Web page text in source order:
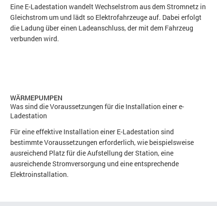
Eine E-Ladestation wandelt Wechselstrom aus dem Stromnetz in
Gleichstrom um und lädt so Elektrofahrzeuge auf. Dabei erfolgt
die Ladung über einen Ladeanschluss, der mit dem Fahrzeug
verbunden wird.
WÄRMEPUMPEN
Was sind die Voraussetzungen für die Installation einer e-
Ladestation
Für eine effektive Installation einer E-Ladestation sind
bestimmte Voraussetzungen erforderlich, wie beispielsweise
ausreichend Platz für die Aufstellung der Station, eine
ausreichende Stromversorgung und eine entsprechende
Elektroinstallation.